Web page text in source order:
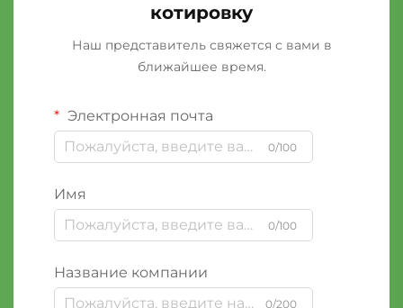
котировку
Наш представитель свяжется с вами в
ближайшее время.
Электронная почта
0/100
Имя
0/100
Название компании
0/200